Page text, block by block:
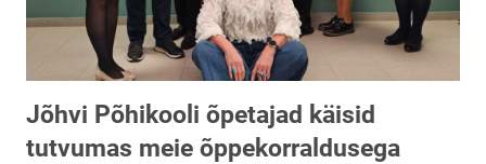
Jõhvi Põhikooli õpetajad käisid
tutvumas meie õppekorraldusega